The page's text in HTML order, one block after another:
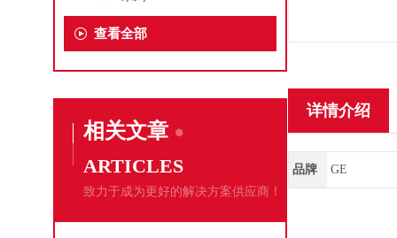
查看全部
相关文章
ARTICLES
致力于成为更好的解决方案供应商！
详情介绍
品牌 GE